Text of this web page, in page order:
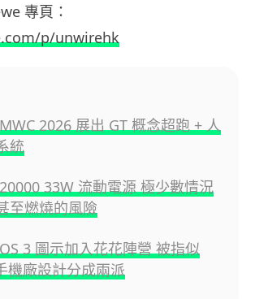
專頁：
p/unwirehk
2026 展出 GT 概念超跑 + 人
統
33W 流動電源 極少數情況
至燃燒的風險
3 圖示加入花花陣營 被指似
機廠設計分成兩派